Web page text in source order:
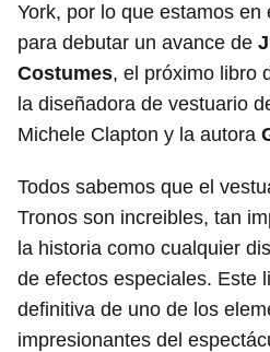
York, por lo que estamos
para debutar un avance de
Costumes, el próximo libro
la diseñadora de vestuario
Michele Clapton y la autora
Todos sabemos que el
Tronos son increibles, tan
la historia como cualquier
de efectos especiales. Este
definitiva de uno de los
impresionantes del